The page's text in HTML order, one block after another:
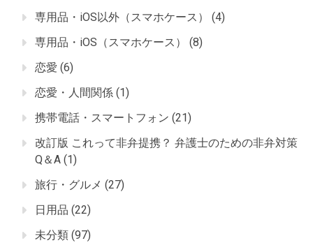
専用品・iOS以外（スマホケース）
(4)
専用品・iOS（スマホケース）
(8)
恋愛 (6)
恋愛・人間関係 (1)
携帯電話・スマートフォン (21)
改訂版 これって非弁提携？ 弁護士のための非弁対策
Q＆A (1)
旅行・グルメ (27)
日用品 (22)
未分類 (97)